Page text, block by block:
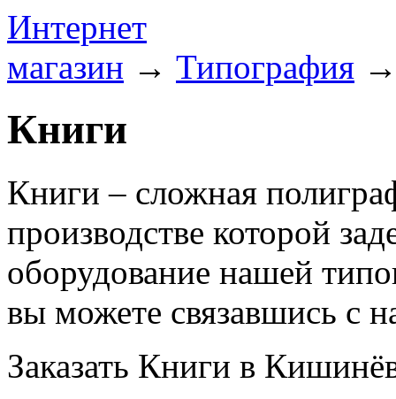
Интернет
магазин → Типография
Книги
Книги – сложная
производстве которой
оборудование нашей
вы можете связавшись с
Заказать Книги в